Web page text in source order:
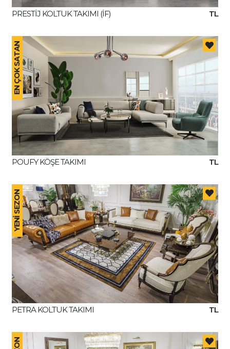
PRESTİJ KOLTUK TAKIMI (İF) TL
EN ÇOK SATAN
POUFY KÖŞE TAKIMI TL
YENİ SEZON
PETRA KOLTUK TAKIMI TL